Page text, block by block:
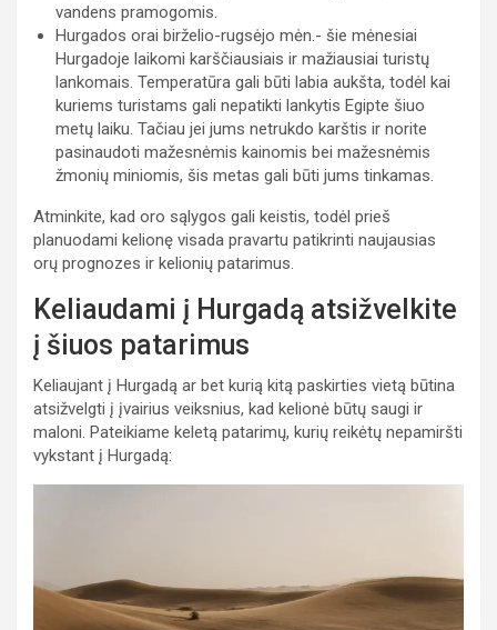
vandens pramogomis.
Hurgados orai birželio-rugsėjo mėn.- šie mėnesiai
Hurgadoje laikomi karščiausiais ir mažiausiai turistų
lankomais. Temperatūra gali būti labia aukšta, todėl kai
kuriems turistams gali nepatikti lankytis Egipte šiuo
metų laiku. Tačiau jei jums netrukdo karštis ir norite
pasinaudoti mažesnėmis kainomis bei mažesnėmis
žmonių miniomis, šis metas gali būti jums tinkamas.
Atminkite, kad oro sąlygos gali keistis, todėl prieš
planuodami kelionę visada pravartu patikrinti naujausias
orų prognozes ir kelionių patarimus.
Keliaudami į Hurgadą atsižvelkite
į šiuos patarimus
Keliaujant į Hurgadą ar bet kurią kitą paskirties vietą būtina
atsižvelgti į įvairius veiksnius, kad kelionė būtų saugi ir
maloni. Pateikiame keletą patarimų, kurių reikėtų nepamiršti
vykstant į Hurgadą: